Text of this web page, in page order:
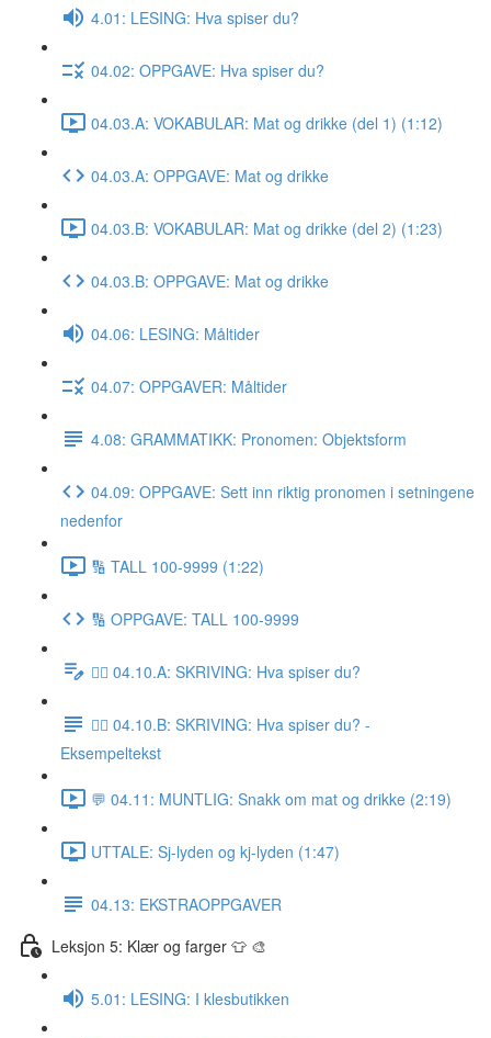
4.01: LESING: Hva spiser du?
04.02: OPPGAVE: Hva spiser du?
04.03.A: VOKABULAR: Mat og drikke (del 1) (1:12)
04.03.A: OPPGAVE: Mat og drikke
04.03.B: VOKABULAR: Mat og drikke (del 2) (1:23)
04.03.B: OPPGAVE: Mat og drikke
04.06: LESING: Måltider
04.07: OPPGAVER: Måltider
4.08: GRAMMATIKK: Pronomen: Objektsform
04.09: OPPGAVE: Sett inn riktig pronomen i setningene
nedenfor
🔢 TALL 100-9999 (1:22)
🔢 OPPGAVE: TALL 100-9999
✍🏼 04.10.A: SKRIVING: Hva spiser du?
✍🏼 04.10.B: SKRIVING: Hva spiser du? -
Eksempeltekst
💬 04.11: MUNTLIG: Snakk om mat og drikke (2:19)
UTTALE: Sj-lyden og kj-lyden (1:47)
04.13: EKSTRAOPPGAVER
Leksjon 5: Klær og farger 👕 🎨
5.01: LESING: I klesbutikken